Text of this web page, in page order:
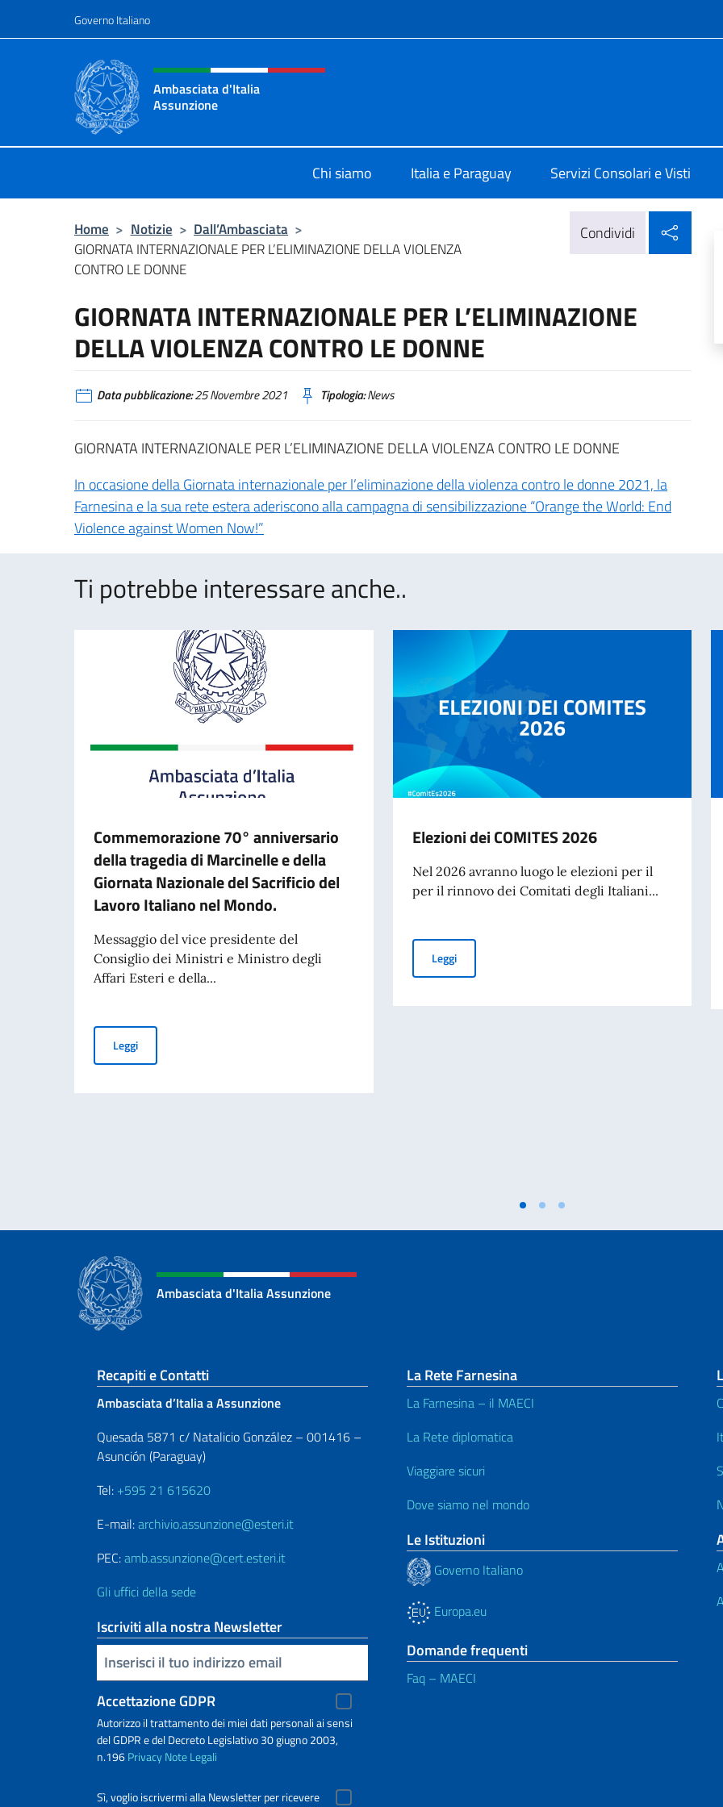
Governo Italiano
Intestazione sito, social e menù
Ambasciata d'Italia
Assunzione
Chi siamo Italia e Paraguay Servizi Consolari e Visti
Home > Notizie > Dall’Ambasciata >
GIORNATA INTERNAZIONALE PER L’ELIMINAZIONE DELLA VIOLENZA
CONTRO LE DONNE
Condividi
GIORNATA INTERNAZIONALE PER L’ELIMINAZIONE
DELLA VIOLENZA CONTRO LE DONNE
Data pubblicazione:25 Novembre 2021 Tipologia:News
GIORNATA INTERNAZIONALE PER L’ELIMINAZIONE DELLA VIOLENZA CONTRO LE DONNE
In occasione della Giornata internazionale per l’eliminazione della violenza contro le donne 2021, la
Farnesina e la sua rete estera aderiscono alla campagna di sensibilizzazione “Orange the World: End
Violence against Women Now!”
Ti potrebbe interessare anche..
Commemorazione 70° anniversario
della tragedia di Marcinelle e della
Giornata Nazionale del Sacrificio del
Lavoro Italiano nel Mondo.
Messaggio del vice presidente del
Consiglio dei Ministri e Ministro degli
Affari Esteri e della...
LeggiCommemorazione 70° anniversario della tragedia di Marcinelle e della Giornata Nazionale del Sacrificio del Lavoro Italiano
Elezioni dei COMITES 2026
Nel 2026 avranno luogo le elezioni per il
per il rinnovo dei Comitati degli Italiani...
LeggiElezioni dei COMITES 2026
Ambasciata d'Italia Assunzione
Sezione footer
Recapiti e Contatti
Ambasciata d’Italia a Assunzione
Quesada 5871 c/ Natalicio González – 001416 –
Asunción (Paraguay)
Tel: +595 21 615620
E-mail:archivio.assunzione@esteri.it
PEC:amb.assunzione@cert.esteri.it
Gli uffici della sede
Iscriviti alla nostra Newsletter
Inserisci la tua email
Accettazione GDPR
Autorizzo il trattamento dei miei dati personali ai sensi
del GDPR e del Decreto Legislativo 30 giugno 2003,
n.196PrivacyNote Legali
Sì, voglio iscrivermi alla Newsletter per ricevere
La Rete Farnesina
La Farnesina – il MAECI
La Rete diplomatica
Viaggiare sicuri
Dove siamo nel mondo
Le Istituzioni
Governo Italiano
Europa.eu
Domande frequenti
Faq – MAECI